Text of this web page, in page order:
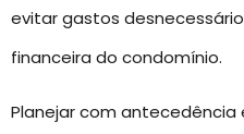
evitar gastos
financeira do condomínio.
Planejar com antecedência